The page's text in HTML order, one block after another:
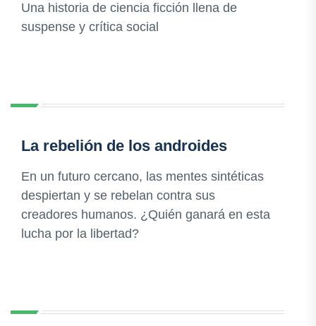
Una historia de ciencia ficción llena de
suspense y crítica social
La rebelión de los androides
En un futuro cercano, las mentes sintéticas
despiertan y se rebelan contra sus
creadores humanos. ¿Quién ganará en esta
lucha por la libertad?